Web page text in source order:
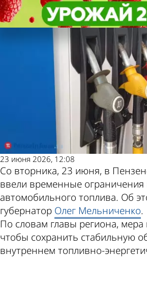
В Пензенской
ограничения на
Общество
23 июня 2026, 12:08
Со вторника, 23 июня, в
ввели временные ограничения
автомобильного топлива. Об
губернатор Олег Мельниченко.
По словам главы региона, мера
чтобы сохранить стабильную
внутреннем топливно-
В Пензенской
ограничения на
Общество
Другие
теме
Погода и
валют в